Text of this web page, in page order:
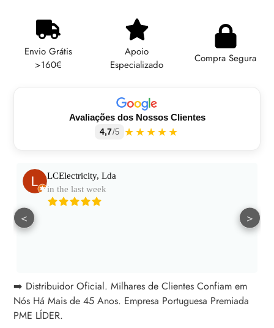
seu
carrinho
Envio Grátis
>160€
Apoio
Especializado
Compra Segura
Avaliações dos Nossos Clientes
4,7/5 ★★★★★
LCElectricity, Lda
in the last week
< >
➡️ Distribuidor Oficial. Milhares de Clientes Confiam em
Nós Há Mais de 45 Anos. Empresa Portuguesa Premiada
PME LÍDER.